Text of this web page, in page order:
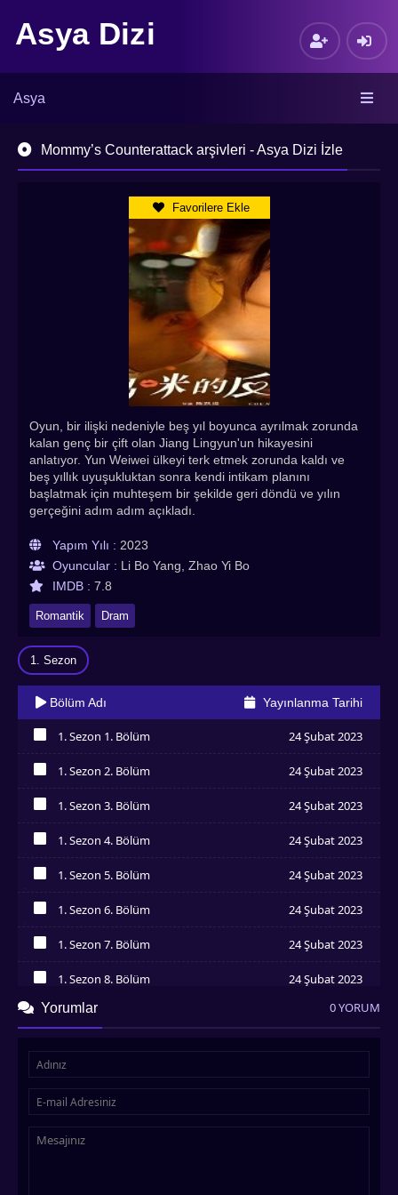
Asya Dizi
Asya
Mommy’s Counterattack arşivleri - Asya Dizi İzle
Favorilere Ekle
Oyun, bir ilişki nedeniyle beş yıl boyunca ayrılmak zorunda
kalan genç bir çift olan Jiang Lingyun'un hikayesini
anlatıyor. Yun Weiwei ülkeyi terk etmek zorunda kaldı ve
beş yıllık uyuşukluktan sonra kendi intikam planını
başlatmak için muhteşem bir şekilde geri döndü ve yılın
gerçeğini adım adım açıkladı.
Yapım Yılı : 2023
Oyuncular : Li Bo Yang, Zhao Yi Bo
IMDB : 7.8
Romantik Dram
1. Sezon
Bölüm Adı Yayınlanma Tarihi
1. Sezon 1. Bölüm 24 Şubat 2023
1. Sezon 2. Bölüm 24 Şubat 2023
1. Sezon 3. Bölüm 24 Şubat 2023
1. Sezon 4. Bölüm 24 Şubat 2023
1. Sezon 5. Bölüm 24 Şubat 2023
1. Sezon 6. Bölüm 24 Şubat 2023
1. Sezon 7. Bölüm 24 Şubat 2023
İzledim
1. Sezon 8. Bölüm 24 Şubat 2023
1. Sezon 9. Bölüm 24 Şubat 2023
İzledim
İzledim
İzledim
1. Sezon 13. Bölüm
Yorumlar 0 YORUM